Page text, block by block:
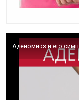
Аденомиоз и его